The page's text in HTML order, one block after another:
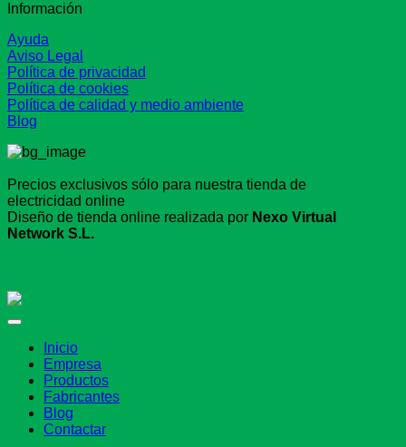
Información
Ayuda
Aviso Legal
Política de privacidad
Política de cookies
Política de calidad y medio ambiente
Blog
Precios exclusivos sólo para nuestra tienda de
electricidad online
Diseño de tienda online realizada por Nexo Virtual
Network S.L.
Inicio
Empresa
Productos
Fabricantes
Blog
Contactar